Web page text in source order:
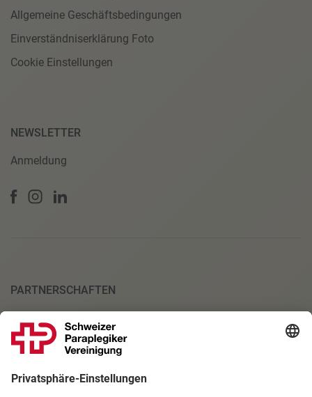
Allgemeine Geschäftsbedingungen
Einverständniserklärung Foto
Cookie Einstellungen
NEWSLETTER
Anmeldung
PARTNERSCHAFTEN